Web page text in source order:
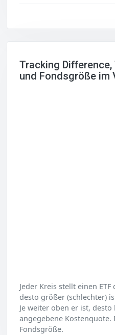
Tracking
und Fondsgröße im
Jeder Kreis stellt einen
desto größer (schlechter)
Je weiter oben er ist,
angegebene Kostenquote.
Fondsgröße.